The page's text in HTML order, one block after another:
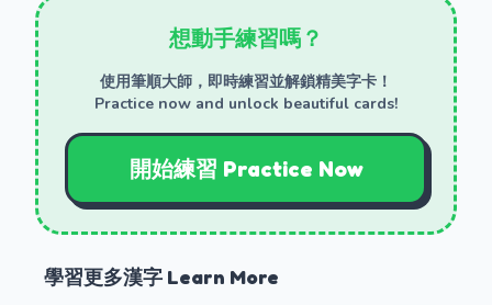
想動手練習嗎？
使用筆順大師，即時練習並解鎖精美字卡！
Practice now and unlock beautiful cards!
開始練習 Practice Now
學習更多漢字 Learn More